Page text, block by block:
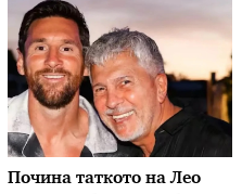
Почина таткото на Лео